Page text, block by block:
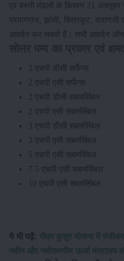
एवं बस्ती मंडलों के किसान 21
प्रयागराज, झांसी, चित्रकूट,
आवदेन कर सकते हैं। सभी आवदेन
2 एचपी डीसी सर्फेन्स
2 एचपी एसी सर्फेन्स
2 एचपी डीसी सबमर्सिबल
2 एचपी एसी सबमर्सिबल
3 एचपी डीसी सबमर्सिबल
3 एचपी एसी सबमर्सिबल
5 एचपी एसी सबमर्सिबल
7.5 एचपी एसी सबमर्सिबल
10 एचपी एसी सबमर्सिबल
ये भी पढ़ें: पीएम कुसुम योजना में
नवीन और नवीकरणीय ऊर्जा मंत्रालय